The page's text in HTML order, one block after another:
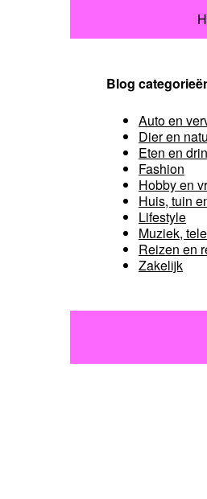
Blog
Auto en
Dier en
Eten en
Fashion
Hobby en
Huis, tuin
Lifestyle
Muziek,
Reizen en
Zakelijk